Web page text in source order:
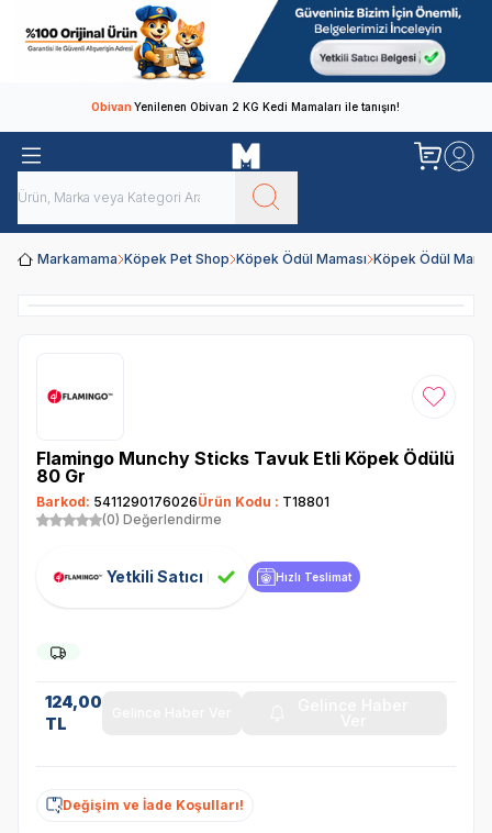
ObivanYenilenen Obivan 2 KG Kedi Mamaları ile tanışın!
Markamama Köpek Pet Shop Köpek Ödül Maması Köpek Ödül
Favoriye
Flamingo Munchy Sticks Tavuk Etli Köpek Ödülü
80 Gr
Barkod: 5411290176026Ürün Kodu : T18801
(0) Değerlendirme
Yetkili Satıcı Hızlı Teslimat
124,00
TL
Değişim ve İade Koşulları!